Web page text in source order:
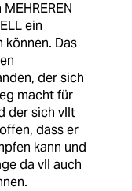
ein
können. Das
der sich
macht für
der sich vllt
dass er
kann und
da vll auch